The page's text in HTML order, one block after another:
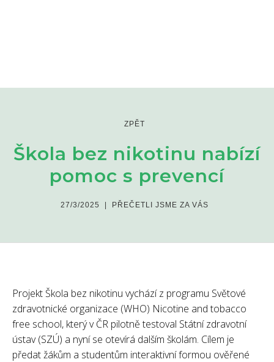
ZPĚT
Škola bez nikotinu nabízí
pomoc s prevencí
27/3/2025 PŘEČETLI JSME ZA VÁS
Projekt Škola bez nikotinu vychází z programu Světové
zdravotnické organizace (WHO) Nicotine and tobacco
free school, který v ČR pilotně testoval Státní zdravotní
ústav (SZÚ) a nyní se otevírá dalším školám. Cílem je
předat žákům a studentům interaktivní formou ověřené